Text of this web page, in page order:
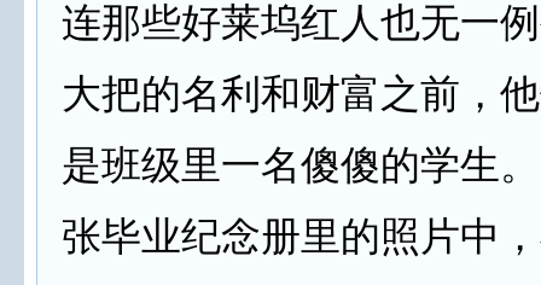
连那些好莱坞红人也无一
大把的名利和财富之前，
是班级里一名傻傻的学生
张毕业纪念册里的照片中